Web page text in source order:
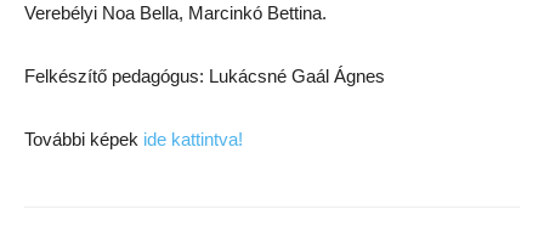
Verebélyi Noa Bella, Marcinkó Bettina.
Felkészítő pedagógus: Lukácsné Gaál Ágnes
További képek ide kattintva!